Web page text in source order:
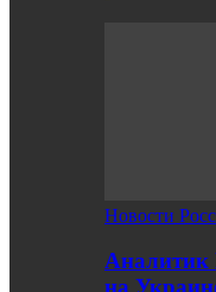
Новости
Аналитик
на